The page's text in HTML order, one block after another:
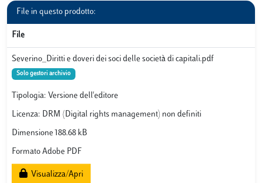
File in questo prodotto:
File
Severino_Diritti e doveri dei soci delle società di capitali.pdf
Solo gestori archivio
Tipologia: Versione dell'editore
Licenza: DRM (Digital rights management) non definiti
Dimensione 188.68 kB
Formato Adobe PDF
Visualizza/Apri